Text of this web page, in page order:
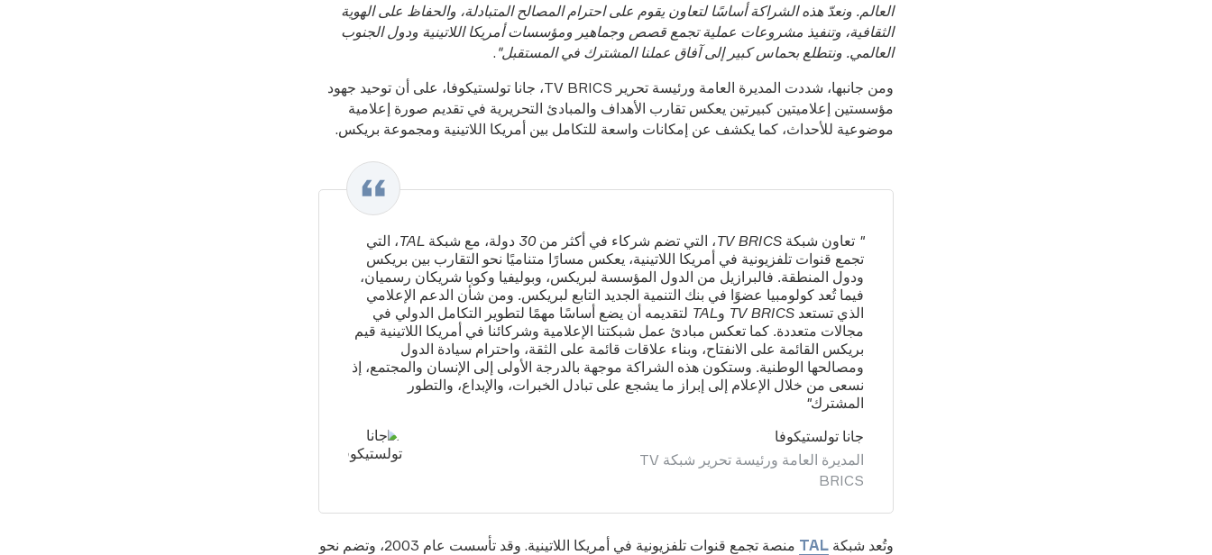
العالم. ونعدّ هذه الشراكة أساسًا لتعاون يقوم على احترام المصالح المتبادلة، والحفاظ على الهوية
الثقافية، وتنفيذ مشروعات عملية تجمع قصص وجماهير ومؤسسات أمريكا اللاتينية ودول الجنوب
العالمي. ونتطلع بحماس كبير إلى آفاق عملنا المشترك في المستقبل" .
ومن جانبها، شددت المديرة العامة ورئيسة تحرير TV BRICS، جانا تولستيكوفا، على أن توحيد جهود
مؤسستين إعلاميتين كبيرتين يعكس تقارب الأهداف والمبادئ التحريرية في تقديم صورة إعلامية
موضوعية للأحداث، كما يكشف عن إمكانات واسعة للتكامل بين أمريكا اللاتينية ومجموعة بريكس.
" تعاون شبكة TV BRICS، التي تضم شركاء في أكثر من 30 دولة، مع شبكة TAL، التي
تجمع قنوات تلفزيونية في أمريكا اللاتينية، يعكس مسارًا متناميًا نحو التقارب بين بريكس
ودول المنطقة. فالبرازيل من الدول المؤسسة لبريكس، وبوليفيا وكوبا شريكان رسميان،
فيما تُعد كولومبيا عضوًا في بنك التنمية الجديد التابع لبريكس. ومن شأن الدعم الإعلامي
الذي تستعد TV BRICS وTAL لتقديمه أن يضع أساسًا مهمًا لتطوير التكامل الدولي في
مجالات متعددة. كما تعكس مبادئ عمل شبكتنا الإعلامية وشركائنا في أمريكا اللاتينية قيم
بريكس القائمة على الانفتاح، وبناء علاقات قائمة على الثقة، واحترام سيادة الدول
ومصالحها الوطنية. وستكون هذه الشراكة موجهة بالدرجة الأولى إلى الإنسان والمجتمع، إذ
نسعى من خلال الإعلام إلى إبراز ما يشجع على تبادل الخبرات، والإبداع، والتطور
المشترك"
جانا تولستيكوفا
المديرة العامة ورئيسة تحرير شبكة TV
BRICS
وتُعد شبكةTAL
منصة تجمع قنوات تلفزيونية في أمريكا اللاتينية. وقد تأسست عام 2003، وتضم نحو